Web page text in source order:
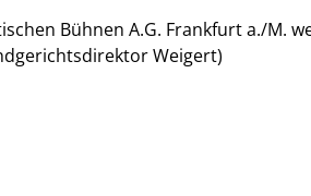
Bühnen A.G. Frankfurt a./M.
Weigert)